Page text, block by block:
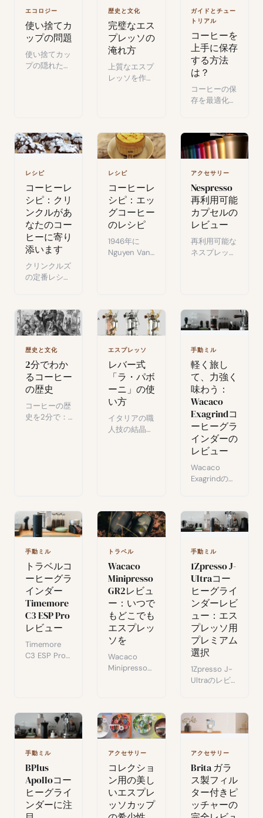
の香り、倫理
的な論争。
エコロジー
使い捨てカ
ップの問題
使い捨てカッ
プの隠れた環
歴史と文化
完璧なエス
プレッソの
淹れ方
上質なエスプ
レッソを作る
で効果的なア
ドバイス。
ガイドとチュー
トリアル
コーヒーを
上手に保存
する方法
は？
コーヒーの保
存を最適化し
光、温度、湿
度についての
完全ガイド。
レシピ
コーヒーレ
シピ：クリ
ンクルがあ
なたのコー
ヒーに寄り
添います
クリンクルズ
の定番レシ
まれのひび割
れチョコレー
トクッキー、
供に最適。
レシピ
コーヒーレ
シピ：エッ
グコーヒー
のレシピ
1946年に
Nguyen Van
phê
trứng」：伝
統と革新が融
アクセサリー
Nespresso
再利用可能
カプセルの
レビュー
再利用可能な
ネスプレッソ
ト・デメリッ
ト、ゴミとコ
スト削減効
歴史と文化
2分でわか
るコーヒー
の歴史
コーヒーの歴
史を2分で：
エスプレッソ
レバー式
「ラ・パボ
ーニ」の使
い方
イタリアの職
人技の結晶、
手動ミル
軽く旅し
て、力強く
味わう：
Wacaco
Exagrindコ
ーヒーグラ
インダーの
レビュー
Wacaco
Exagrindの完
ト、折りたた
みクランク、
外出先のフィ
ーに最適化。
性能と実使用
後の評価。
手動ミル
トラベルコ
ーヒーグラ
インダー
Timemore
C3 ESP Pro
レビュー
Timemore
C3 ESP Pro
微調整、コン
パクトデザイ
ン。旅行好き
家の使用感。
トラベル
Wacaco
Minipresso
GR2レビュ
ー：いつで
もどこでも
エスプレッ
ソを
Wacaco
Minipresso
ルエスプレッ
ソマシン。電
源もカプセル
中のコーヒー
愛好家に最
適。
手動ミル
1Zpresso J-
Ultraコー
ヒーグライ
ンダーレビ
ュー：エス
プレッソ用
プレミアム
選択
1Zpresso J-
Ultraのレビ
度、折りたた
みハンドル。
エスプレッソ
ム手動グライ
ンダーの使用
感と評価。
手動ミル
BPlus
Apolloコー
ヒーグライ
ンダーに注
アクセサリー
コレクショ
ン用の美し
いエスプレ
ッソカップ
アクセサリー
Brita ガラ
ス製フィル
ター付きピ
ッチャーの